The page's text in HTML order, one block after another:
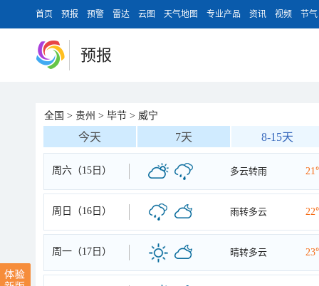
首页 预报 预警 雷达 云图 天气地图 专业产品 资讯 视频 节气
预报
全国 > 贵州 > 毕节 > 威宁
今天 7天 8-15天
周六（15日） 多云转雨
周日（16日） 雨转多云
周一（17日） 晴转多云